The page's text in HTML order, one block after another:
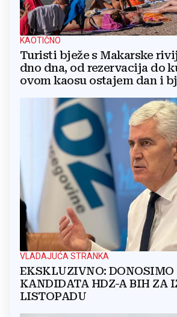
KAOTIČNO
Turisti bježe s Makarske
dno dna, od rezervacija do
ovom kaosu ostajem dan i
VLADAJUĆA STRANKA
EKSKLUZIVNO:
KANDIDATA HDZ-A BIH ZA
LISTOPADU